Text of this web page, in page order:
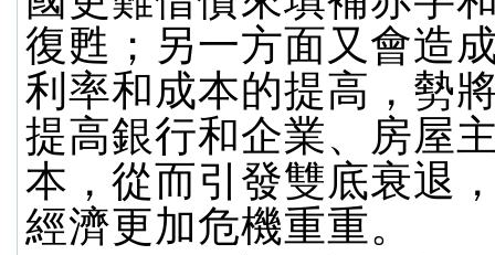
復甦；另一方面又會造
利率和成本的提高，勢
提高銀行和企業、房屋
本，從而引發雙底衰退
經濟更加危機重重。